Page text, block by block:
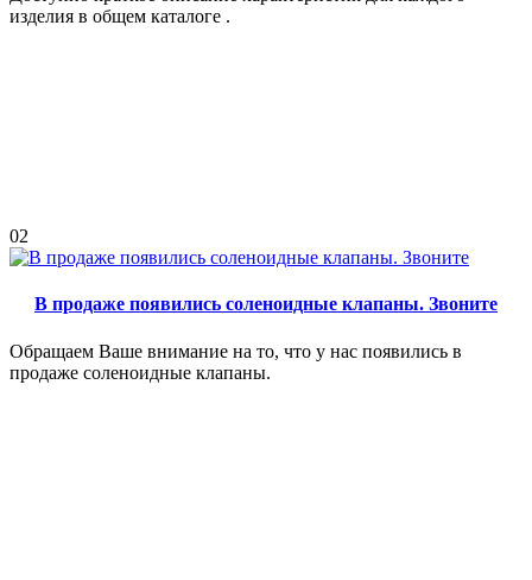
изделия в общем каталоге .
02
В продаже появились соленоидные клапаны. Звоните
Обращаем Ваше внимание на то, что у нас появились в
продаже соленоидные клапаны.